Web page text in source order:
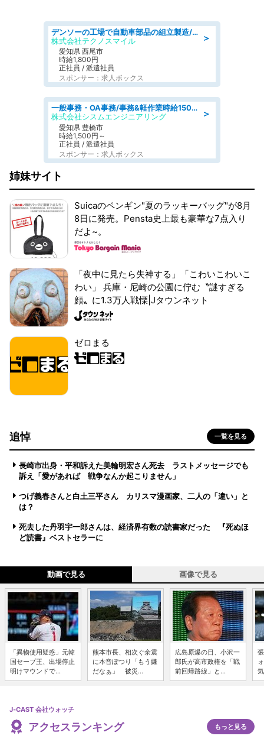
＞
デンソーの工場で自動車部品の組立製造/denso aichi
株式会社テクノスマイル
愛知県 西尾市
時給1,800円
正社員 / 派遣社員
スポンサー：求人ボックス
＞
一般事務・OA事務/事務&軽作業時給1500円土日祝休み各種社保完備
株式会社シスムエンジニアリング
愛知県 豊橋市
時給1,500円～
正社員 / 派遣社員
スポンサー：求人ボックス
姉妹サイト
Suicaのペンギン"夏のラッキーバッグ"が8月
8日に発売。Pensta史上最も豪華な7点入り
だよ~。
「夜中に見たら失神する」「こわいこわいこ
わい」 兵庫・尼崎の公園に佇む〝謎すぎる
顔〟に1.3万人戦慄|Jタウンネット
ゼロまる
追悼 一覧を見る
長崎市出身・平和訴えた美輪明宏さん死去 ラストメッセージでも
訴え「愛があれば 戦争なんか起こりません」
つげ義春さんと白土三平さん カリスマ漫画家、二人の「違い」と
は？
死去した丹羽宇一郎さんは、経済界有数の読書家だった 『死ぬほ
ど読書』ベストセラーに
動画で見る 画像で見る
「異物使用疑惑」元韓
国セーブ王、出場停止
明けマウンドで...
熊本市長、相次ぐ余震
に本音ぽつり「もう嫌
だなぁ」 被災...
広島原爆の日、小沢一
郎氏が高市政権を「戦
前回帰路線」と...
J-CAST 会社ウォッチ
アクセスランキング もっと見る